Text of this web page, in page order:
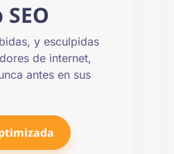
y esculpidas
de internet,
antes en sus